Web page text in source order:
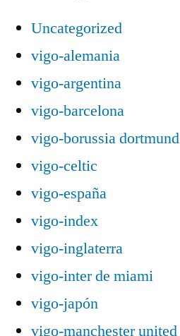
Uncategorized
vigo-alemania
vigo-argentina
vigo-barcelona
vigo-borussia dortmund
vigo-celtic
vigo-españa
vigo-index
vigo-inglaterra
vigo-inter de miami
vigo-japón
vigo-manchester united